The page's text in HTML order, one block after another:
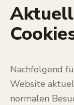
Nachfolgend
Website
normalen